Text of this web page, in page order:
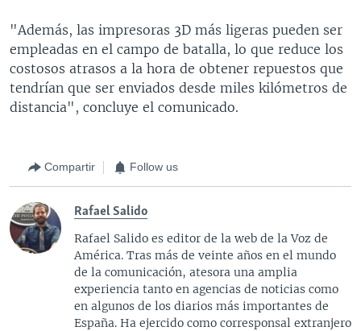
"Además, las impresoras 3D más ligeras pueden ser
empleadas en el campo de batalla, lo que reduce los
costosos atrasos a la hora de obtener repuestos que
tendrían que ser enviados desde miles kilómetros de
distancia", concluye el comunicado.
Compartir Follow us
Rafael Salido
Rafael Salido es editor de la web de la Voz de
América. Tras más de veinte años en el mundo
de la comunicación, atesora una amplia
experiencia tanto en agencias de noticias como
en algunos de los diarios más importantes de
España. Ha ejercido como corresponsal extranjero